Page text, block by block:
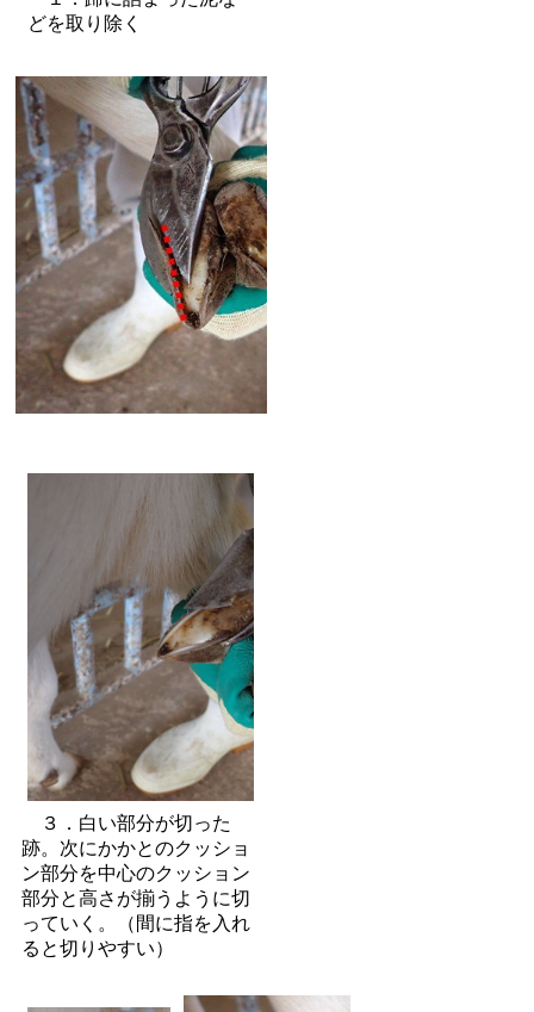
どを取り除く
３ ．白い部分が切った
跡。次にかかとのクッショ
ン部分を中心のクッション
部分と高さが揃うように切
っていく。（間に指を入れ
ると切りやすい）